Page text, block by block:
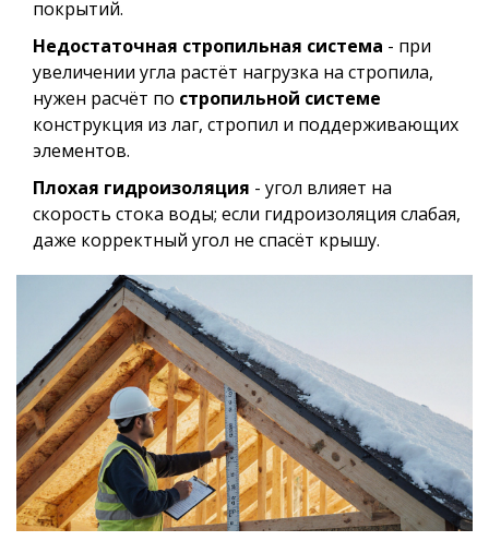
покрытий.
Недостаточная стропильная система - при
увеличении угла растёт нагрузка на стропила,
нужен расчёт по стропильной системе
конструкция из лаг, стропил и поддерживающих
элементов.
Плохая гидроизоляция - угол влияет на
скорость стока воды; если гидроизоляция слабая,
даже корректный угол не спасёт крышу.